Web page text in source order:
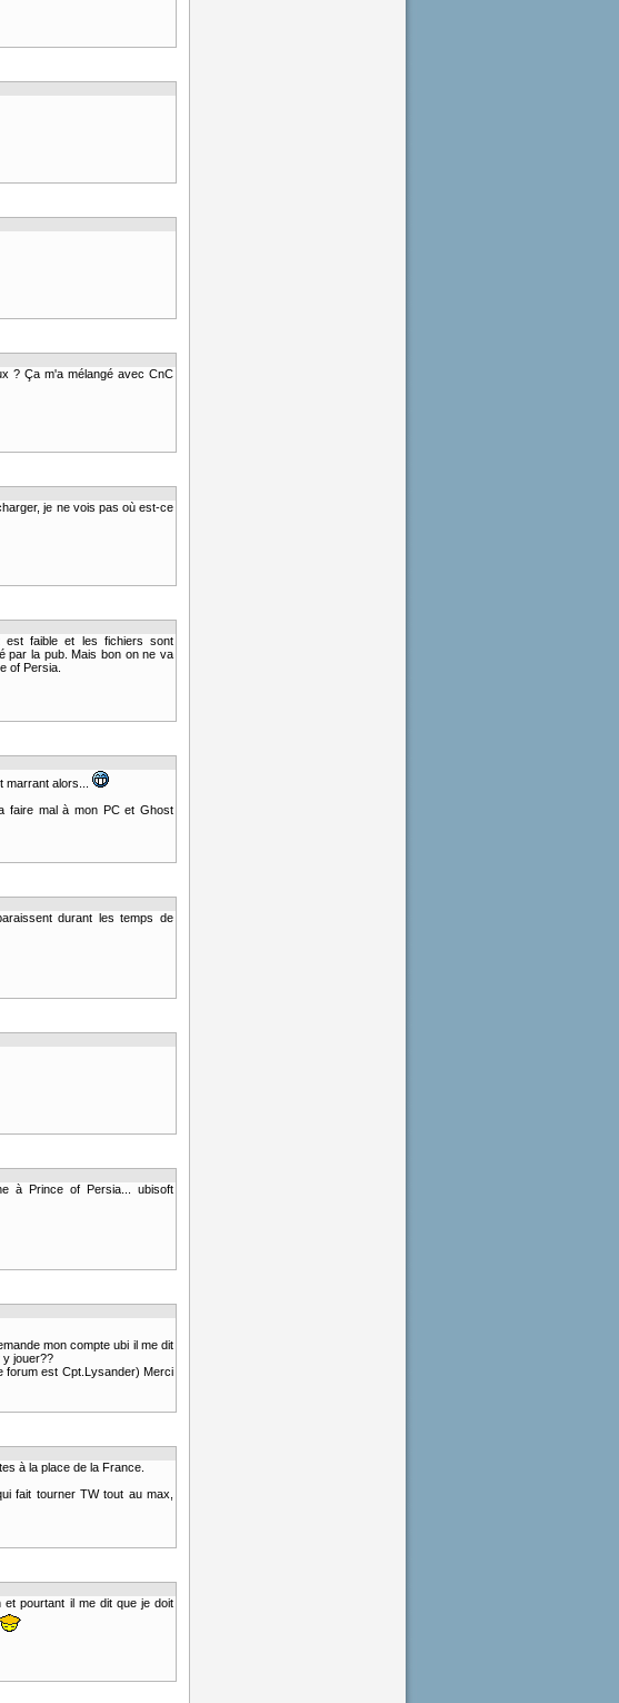
? Ça m'a mélangé avec CnC
je ne vois pas où est-ce
est faible et les fichiers sont
par la pub. Mais bon on ne va
of Persia.
marrant alors...
faire mal à mon PC et Ghost
durant les temps de
à Prince of Persia... ubisoft
mon compte ubi il me dit
y jouer??
forum est Cpt.Lysander) Merci
à la place de la France.
fait tourner TW tout au max,
pourtant il me dit que je doit